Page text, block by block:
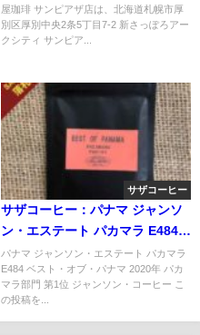
屋珈琲 サンピアザ店は、北海道札幌市厚
別区厚別中央2条5丁目7-2 新さっぽろアー
クシティ サンピア...
サザコーヒー
サザコーヒー：パナマ ジャンソ
ン・エステート パカマラ E484
ベスト・オブ・パナマ 2020年 パ
カマラ部門 第1位
パナマ ジャンソン・エステート パカマラ
E484 ベスト・オブ・パナマ 2020年 パカ
マラ部門 第1位 ジャンソン・コーヒー こ
の投稿を...